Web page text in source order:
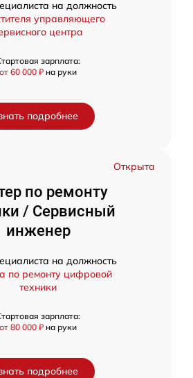
на должность
управляющего
центра
зарплата:
от 60 000 ₽ на руки
подробнее
Открыта
по ремонту
/ Сервисный
инженер
на должность
по ремонту цифровой
техники
зарплата:
от 80 000 ₽ на руки
подробнее